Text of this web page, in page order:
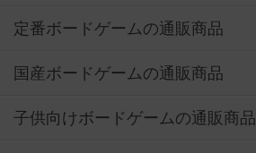
定番ボードゲームの通販商品
国産ボードゲームの通販商品
子供向けボードゲームの通販商品